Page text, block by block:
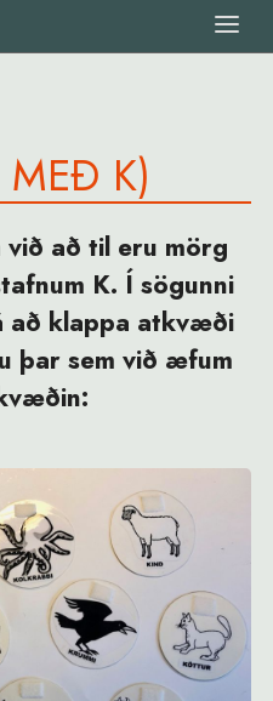
MEÐ K)
að til eru mörg
K. Í sögunni
að klappa atkvæði
þar sem við æfum